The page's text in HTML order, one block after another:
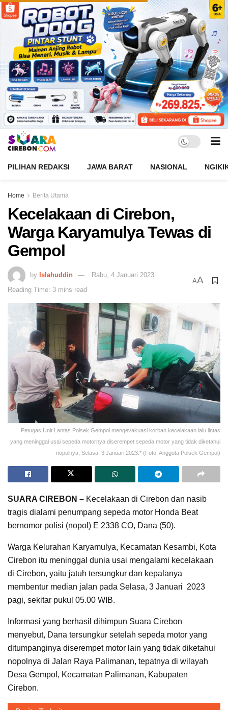
PILIHAN REDAKSI JAWA BARAT NASIONAL
Home Berita Utama
Kecelakaan di Cirebon,
Warga Karyamulya Tewas di
Gempol
by Islahuddin
Rabu, 4 Januari 2023
Reading Time: 3 mins read
AA
Petugas Unit Lantas Polsek Gempol mengevakuasi korban kecelakaan lalu lintas
yang meninggal usai sepeda motornya diserempet sepeda motor yang tidak diketahui
nopolnya, Selasa, 3 Januari 2023.* (Foto: Anggota Polsek Gempol)
SUARA CIREBON – Kecelakaan di Cirebon dan nasib
tragis dialami penumpang sepeda motor Honda Beat
bernomor polisi (nopol) E 2338 CO, Dana (50).
Warga Kelurahan Karyamulya, Kecamatan Kesambi, Kota
Cirebon itu meninggal dunia usai mengalami kecelakaan
di Cirebon, yaitu jatuh tersungkur dan kepalanya
membentur median jalan pada Selasa, 3 Januari 2023
pagi, sekitar pukul 05.00 WIB.
Informasi yang berhasil dihimpun Suara Cirebon
menyebut, Dana tersungkur setelah sepeda motor yang
ditumpanginya diserempet motor lain yang tidak diketahui
nopolnya di Jalan Raya Palimanan, tepatnya di wilayah
Desa Gempol, Kecamatan Palimanan, Kabupaten
Cirebon.